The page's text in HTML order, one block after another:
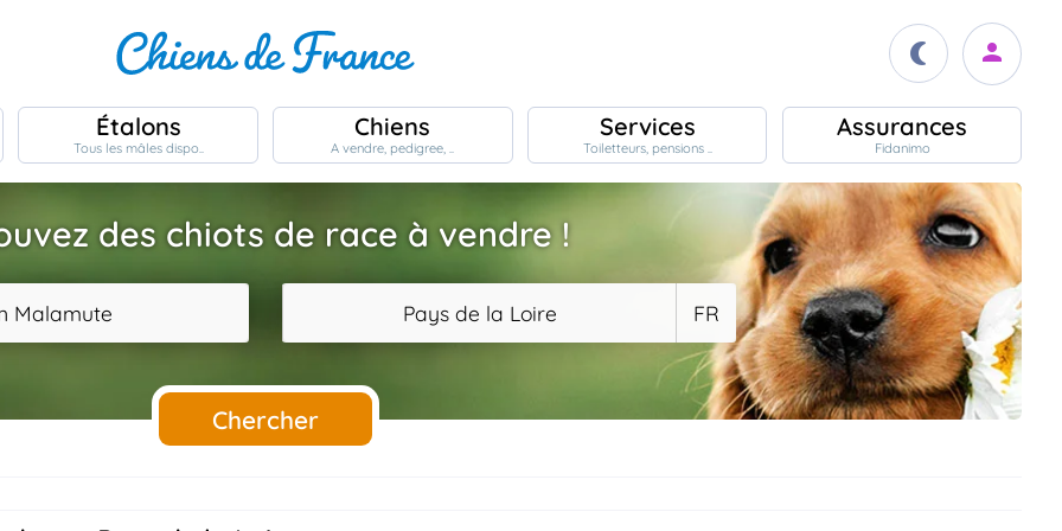
Étalons
Tous les mâles dispo..
Chiens
A vendre, pedigree, ..
Services
Toiletteurs, pensions ..
Assurances
Fidanimo
des chiots de race à vendre !
Malamute Pays de la Loire FR
Chercher